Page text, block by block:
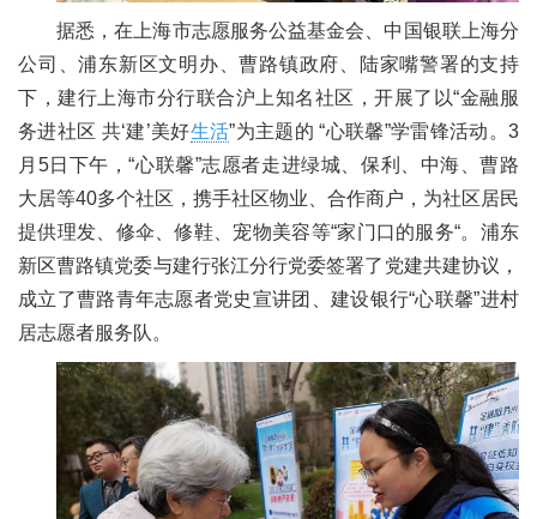
据悉，在上海市志愿服务公益基金会、中国银联上海分
公司、浦东新区文明办、曹路镇政府、陆家嘴警署的支持
下，建行上海市分行联合沪上知名社区，开展了以“金融服
务进社区 共‘建’美好生活”为主题的 “心联馨”学雷锋活动。3
月5日下午，“心联馨”志愿者走进绿城、保利、中海、曹路
大居等40多个社区，携手社区物业、合作商户，为社区居民
提供理发、修伞、修鞋、宠物美容等“家门口的服务“。浦东
新区曹路镇党委与建行张江分行党委签署了党建共建协议，
成立了曹路青年志愿者党史宣讲团、建设银行“心联馨”进村
居志愿者服务队。